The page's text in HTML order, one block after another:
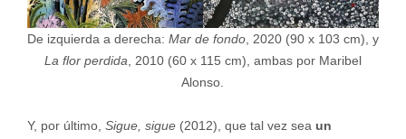
De izquierda a derecha: Mar de fondo, 2020 (90 x 103 cm), y
La flor perdida, 2010 (60 x 115 cm), ambas por Maribel
Alonso.
Y, por último, Sigue, sigue(2012), que tal vez sea un